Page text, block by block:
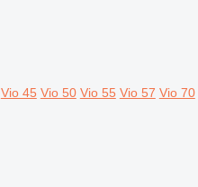
Vio 45 Vio 50 Vio 55 Vio 57 Vio 70